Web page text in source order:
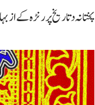
پختانہ د تاریخ پر رنڑہ کے از